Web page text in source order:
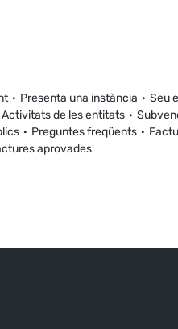
Presenta una instància Seu
Activitats de les entitats
Preguntes freqüents
aprovades